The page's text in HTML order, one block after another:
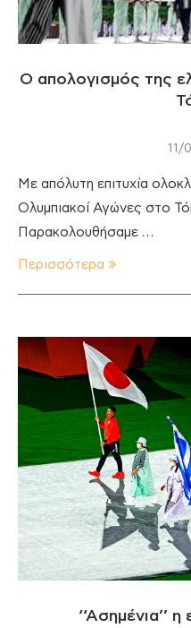
Ο απολογισμός της
11/
Με απόλυτη επιτυχία
Ολυμπιακοί Αγώνες στο
Παρακολουθήσαμε …
Περισσότερα
‘‘Ασημένια’’